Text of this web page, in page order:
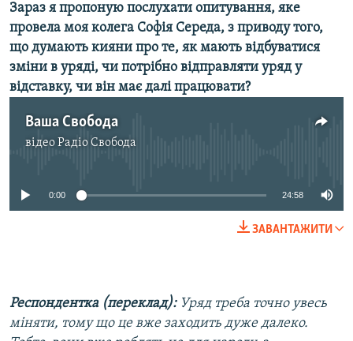
Зараз я пропоную послухати опитування, яке
провела моя колега Софія Середа, з приводу того,
що думають кияни про те, як мають відбуватися
зміни в уряді, чи потрібно відправляти уряд у
відставку, чи він має далі працювати?
Ваша Свобода
відеоРадіо Свобода
No media source currently available
0:00 24:58
ЗАВАНТАЖИТИ
Респондентка (переклад): Уряд треба точно увесь
міняти, тому що це вже заходить дуже далеко.